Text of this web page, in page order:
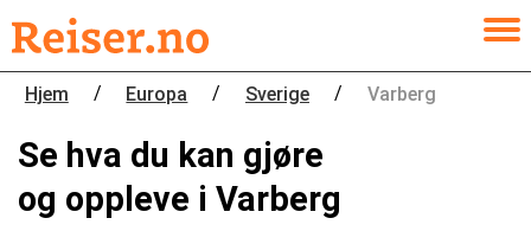
Hjem / Europa / Sverige / Varberg
Se hva du kan gjøre
og oppleve i Varberg